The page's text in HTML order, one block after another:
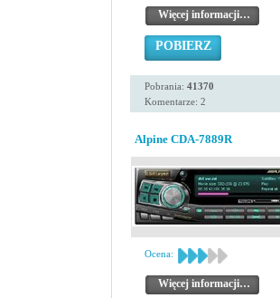
Więcej informacji…
POBIERZ
Pobrania: 41370
Komentarze: 2
Alpine CDA-7889R
Ocena:
Więcej informacji…